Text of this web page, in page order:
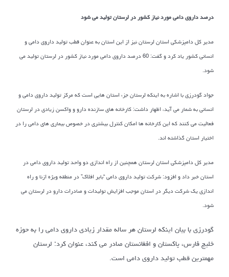
درصد داروی دامی مورد نیاز کشور در لرستان تولید می شود
مدیر کل دامپزشکی استان لرستان نیز از این استان به عنوان قطب تولید داروی دامی و
انسانی کشور یاد کرد و گفت: 60 درصد داروی دامی مورد نیاز کشور در لرستان تولید می
شود.
جواد گودرزی با اشاره به اینکه لرستان جزء استان هایی است که مرکز تولید داروی دامی و
انسانی به شمار می آید، اظهار داشت: کارخانه های سازنده دارو و واکسن زیادی در لرستان
فعالیت می کنند که این کارخانه ها امکان کنترل بیشتری در خصوص بیماری های دامی را در
اختیار استان گذاشته اند.
مدیر کل دامپزشکی استان لرستان همچنین از راه اندازی دو واحد تولید داروی دامی در
استان خبر داد و افزود: شرکت تولید داروی دامی “بایر افلاک” در منطقه ویژه ازنا و راه
اندازی یک شرکت دیگر در استان موجب افزایش تولیدات و صادرات دارو در لرستان می
شود.
گودرزی با بیان اینکه لرستان هر ساله مقدار زیادی داروی دامی را به حوزه
خلیج فارس، پاکستان و افغانستان صادر می کند، عنوان کرد: لرستان
مهمترین قطب تولید داروی دامی است.